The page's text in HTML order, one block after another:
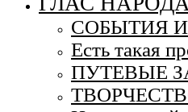
СОБЫТИЯ
Есть такая
ПУТЕВЫЕ